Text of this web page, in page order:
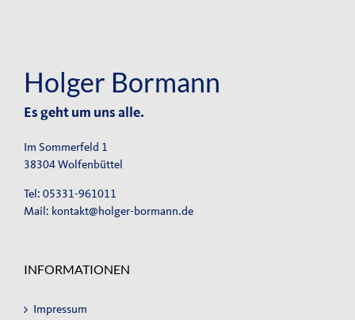
Holger Bormann
Es geht um uns alle.
Im Sommerfeld 1
38304 Wolfenbüttel
Tel: 05331-961011
Mail: kontakt@holger-bormann.de
INFORMATIONEN
Impressum